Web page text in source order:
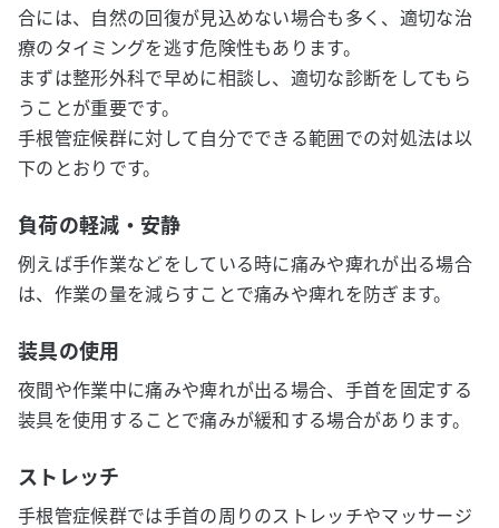
合には、自然の回復が見込めない場合も多く、適切な治
療のタイミングを逃す危険性もあります。
まずは整形外科で早めに相談し、適切な診断をしてもら
うことが重要です。
手根管症候群に対して自分でできる範囲での対処法は以
下のとおりです。
負荷の軽減・安静
例えば手作業などをしている時に痛みや痺れが出る場合
は、作業の量を減らすことで痛みや痺れを防ぎます。
装具の使用
夜間や作業中に痛みや痺れが出る場合、手首を固定する
装具を使用することで痛みが緩和する場合があります。
ストレッチ
手根管症候群では手首の周りのストレッチやマッサージ